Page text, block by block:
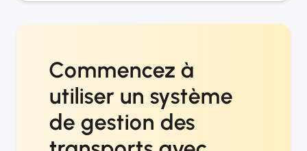
Commencez à
utiliser un système
de gestion des